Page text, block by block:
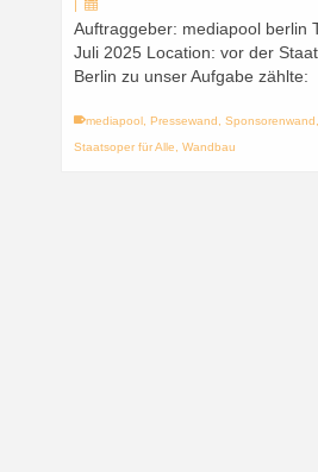
|
Auftraggeber: mediapool berlin
Juli 2025 Location: vor der
Berlin zu unser Aufgabe zählte:
mediapool ,Pressewand ,Sponsorenwand
Staatsoper für Alle
,Wandbau